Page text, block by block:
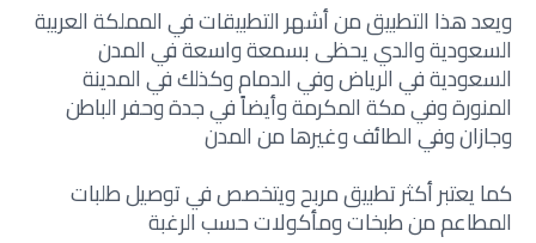
ويعد هذا التطبيق من أشهر التطبيقات في المملكة العربية
السعودية والدي يحظى بسمعة واسعة في المدن
السعودية في الرياض وفي الدمام وكذلك في المدينة
المنورة وفي مكة المكرمة وأيضاً في جدة وحفر الباطن
وجازان وفي الطائف وغيرها من المدن
كما يعتبر أكثر تطبيق مربح ويتخصص في توصيل طلبات
المطاعم من طبخات ومأكولات حسب الرغبة